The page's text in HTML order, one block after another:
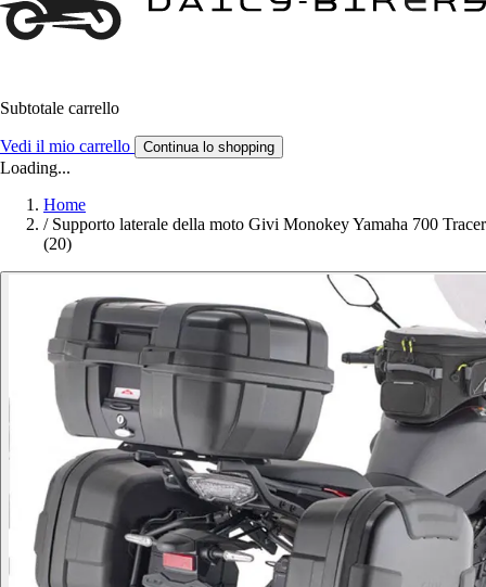
Subtotale carrello
Vedi il mio carrello Continua lo shopping
Loading...
Home
/ Supporto laterale della moto Givi Monokey Yamaha 700 Tracer
(20)